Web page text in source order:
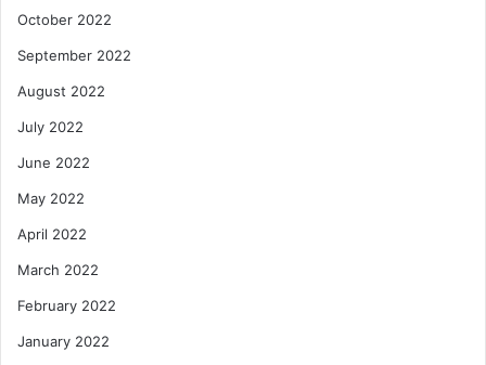
October 2022
September 2022
August 2022
July 2022
June 2022
May 2022
April 2022
March 2022
February 2022
January 2022